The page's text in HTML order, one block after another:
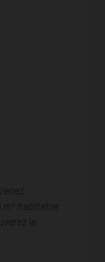
habitable
le